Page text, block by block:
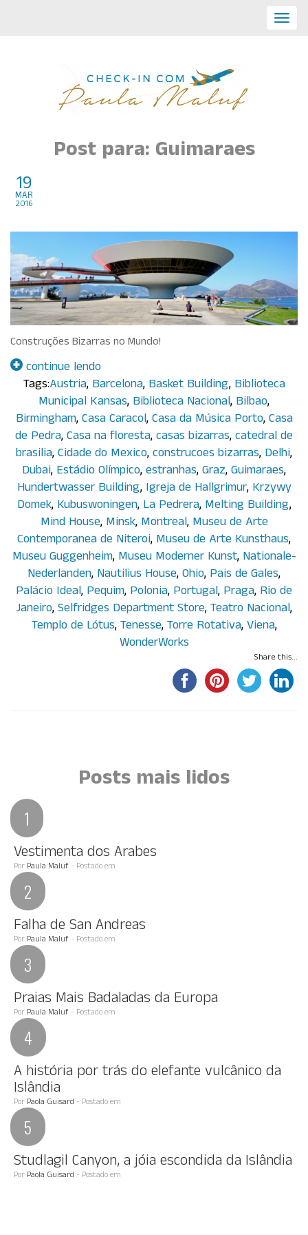
Post para: Guimaraes
19
mar
2016
Construções Bizarras no Mundo!
continue lendo
Tags:Austria, Barcelona, Basket Building, Biblioteca
Municipal Kansas, Biblioteca Nacional, Bilbao,
Birmingham, Casa Caracol, Casa da Música Porto, Casa
de Pedra, Casa na floresta, casas bizarras, catedral de
brasilia, Cidade do Mexico, construcoes bizarras, Delhi,
Dubai, Estádio Olímpico, estranhas, Graz, Guimaraes,
Hundertwasser Building, Igreja de Hallgrimur, Krzywy
Domek, Kubuswoningen, La Pedrera, Melting Building,
Mind House, Minsk, Montreal, Museu de Arte
Contemporanea de Niteroi, Museu de Arte Kunsthaus,
Museu Guggenheim, Museu Moderner Kunst, Nationale-
Nederlanden, Nautilius House, Ohio, Pais de Gales,
Palácio Ideal, Pequim, Polonia, Portugal, Praga, Rio de
Janeiro, Selfridges Department Store, Teatro Nacional,
Templo de Lótus, Tenesse, Torre Rotativa, Viena,
WonderWorks
Share this...
Posts mais lidos
Vestimenta dos Arabes
Por Paula Maluf - Postado em
Falha de San Andreas
Por Paula Maluf - Postado em
Praias Mais Badaladas da Europa
Por Paula Maluf - Postado em
A história por trás do elefante vulcânico da
Islândia
Por Paola Guisard - Postado em
Studlagil Canyon, a jóia escondida da Islândia
Por Paola Guisard - Postado em